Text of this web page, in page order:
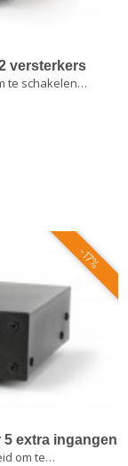
versterkers
te schakelen…
-17%
5 extra ingangen
om te…